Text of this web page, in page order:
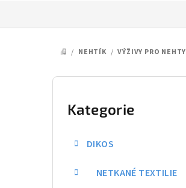
DOMŮ
/ NEHTÍK / VÝŽIVY PRO NEHTY
P
Přeskočit
kategorie
Kategorie
DIKOS
NETKANÉ TEXTILIE